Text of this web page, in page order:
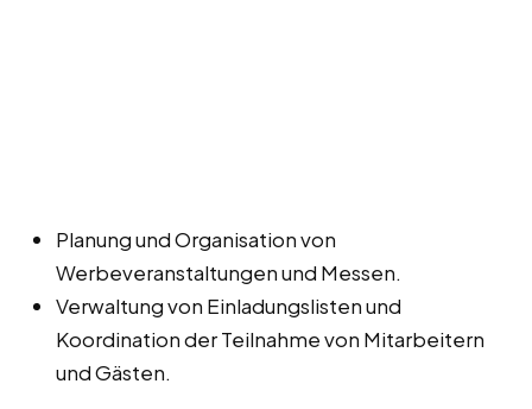
Planung und Organisation von
Werbeveranstaltungen und Messen.
Verwaltung von Einladungslisten und
Koordination der Teilnahme von Mitarbeitern
und Gästen.